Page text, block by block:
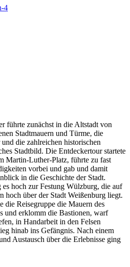
führte zunächst in die Altstadt von
Stadtmauern und Türme, die
die zahlreichen historischen
Stadtbild. Die Entdeckertour startete
Martin-Luther-Platz, führte zu fast
vorbei und gab und damit
in die Geschichte der Stadt.
hoch zur Festung Wülzburg, die auf
hoch über der Stadt Weißenburg liegt.
die Reisegruppe die Mauern des
und erklomm die Bastionen, warf
in Handarbeit in den Felsen
hinab ins Gefängnis. Nach einem
Austausch über die Erlebnisse ging